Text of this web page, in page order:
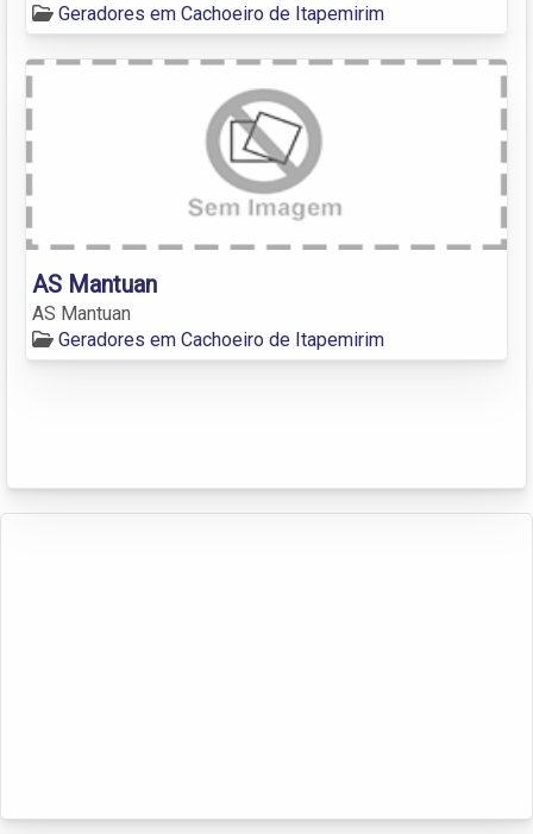
Geradores em Cachoeiro de Itapemirim
AS Mantuan
AS Mantuan
Geradores em Cachoeiro de Itapemirim